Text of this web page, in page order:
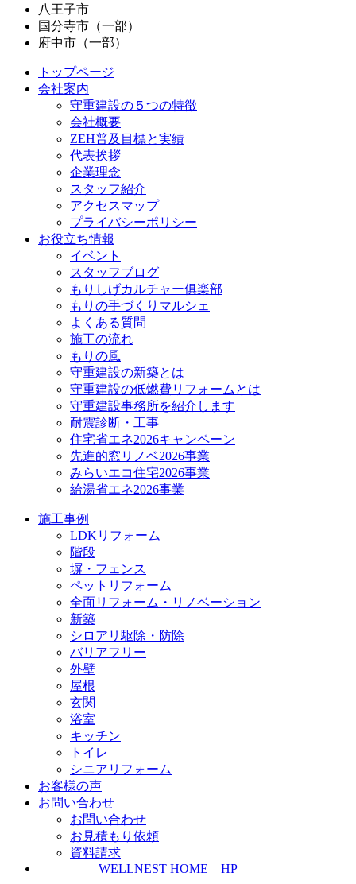
八王子市
国分寺市（一部）
府中市（一部）
トップページ
会社案内
守重建設の５つの特徴
会社概要
ZEH普及目標と実績
代表挨拶
企業理念
スタッフ紹介
アクセスマップ
プライバシーポリシー
お役立ち情報
イベント
スタッフブログ
もりしげカルチャー俱楽部
もりの手づくりマルシェ
よくある質問
施工の流れ
もりの風
守重建設の新築とは
守重建設の低燃費リフォームとは
守重建設事務所を紹介します
耐震診断・工事
住宅省エネ2026キャンペーン
先進的窓リノベ2026事業
みらいエコ住宅2026事業
給湯省エネ2026事業
施工事例
LDKリフォーム
階段
塀・フェンス
ペットリフォーム
全面リフォーム・リノベーション
新築
シロアリ駆除・防除
バリアフリー
外壁
屋根
玄関
浴室
キッチン
トイレ
シニアリフォーム
お客様の声
お問い合わせ
お問い合わせ
お見積もり依頼
資料請求
WELLNEST HOME HP